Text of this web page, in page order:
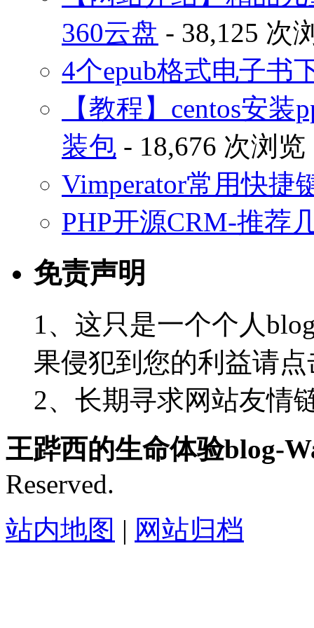
360云盘 - 38,125 次
4个epub格式电子书
【教程】centos安
装包 - 18,676 次浏览
Vimperator常用快捷
PHP开源CRM-推荐
免责声明
1、这只是一个个人
果侵犯到您的利益请
2、长期寻求网站友情
王跸西的生命体验blog-
Reserved.
站内地图 | 网站归档